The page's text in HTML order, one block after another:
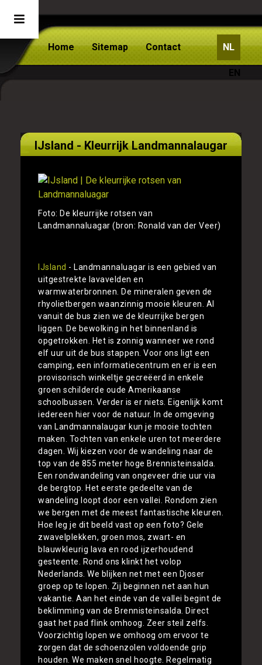
Home Sitemap Contact NL
EN
IJsland - Kleurrijk Landmannalaugar
Foto: De kleurrijke rotsen van
Landmannaluagar (bron: Ronald van der Veer)
IJsland - Landmannaluagar is een gebied van
uitgestrekte lavavelden en
warmwaterbronnen. De mineralen geven de
rhyolietbergen waanzinnig mooie kleuren. Al
vanuit de bus zien we de kleurrijke bergen
liggen. De bewolking in het binnenland is
opgetrokken. Het is zonnig wanneer we rond
elf uur uit de bus stappen. Voor ons ligt een
camping, een informatiecentrum en er is een
provisorisch winkeltje gecreëerd in enkele
groen schilderde oude Amerikaanse
schoolbussen. Verder is er niets. Eigenlijk komt
iedereen hier voor de natuur. In de omgeving
van Landmannalaugar kun je mooie tochten
maken. Tochten van enkele uren tot meerdere
dagen. Wij kiezen voor de wandeling naar de
top van de 855 meter hoge Brennisteinsalda.
Een rondwandeling van ongeveer drie uur via
de bergtop. Het eerste gedeelte van de
wandeling loopt door een vallei. Rondom zien
we bergen met de meest fantastische kleuren.
Hoe leg je dit beeld vast op een foto? Gele
zwavelplekken, groen mos, zwart- en
blauwkleurig lava en rood ijzerhoudend
gesteente. Rond ons klinkt het volop
Nederlands. We blijken net met een Djoser
groep op te lopen. Zij beginnen net aan hun
vakantie. Aan het einde van de vallei begint de
beklimming van de Brennisteinsalda. Direct
gaat het pad flink omhoog. Zeer steil zelfs.
Voorzichtig lopen we omhoog om ervoor te
zorgen dat de schoenzolen voldoende grip
houden. We maken snel hoogte. Regelmatig